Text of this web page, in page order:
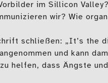
im Sillicon
wir? Wie
schließen: „It’s the
und kann
helfen, dass Ängste